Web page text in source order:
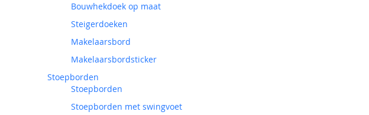
Bouwhekdoek op maat
Steigerdoeken
Makelaarsbord
Makelaarsbordsticker
Stoepborden
Stoepborden
Stoepborden met swingvoet